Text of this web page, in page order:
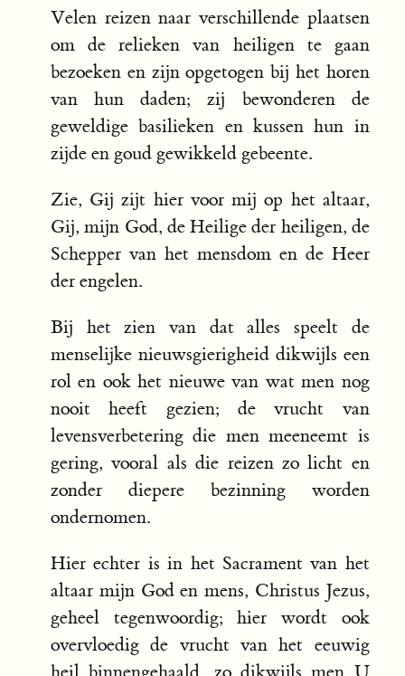
Velen reizen naar verschillende plaatsen
om de relieken van heiligen te gaan
bezoeken en zijn opgetogen bij het horen
van hun daden; zij bewonderen de
geweldige basilieken en kussen hun in
zijde en goud gewikkeld gebeente.
Zie, Gij zijt hier voor mij op het altaar,
Gij, mijn God, de Heilige der heiligen, de
Schepper van het mensdom en de Heer
der engelen.
Bij het zien van dat alles speelt de
menselijke nieuwsgierigheid dikwijls een
rol en ook het nieuwe van wat men nog
nooit heeft gezien; de vrucht van
levensverbetering die men meeneemt is
gering, vooral als die reizen zo licht en
zonder diepere bezinning worden
ondernomen.
Hier echter is in het Sacrament van het
altaar mijn God en mens, Christus Jezus,
geheel tegenwoordig; hier wordt ook
overvloedig de vrucht van het eeuwig